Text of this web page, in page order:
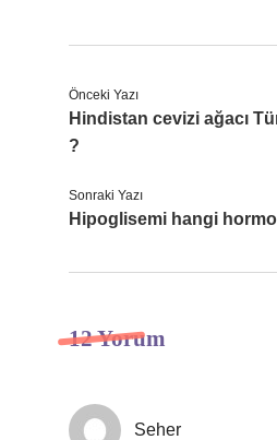
Önceki Yazı
Hindistan cevizi ağacı
?
Sonraki Yazı
Hipoglisemi hangi
12 Yorum
Seher